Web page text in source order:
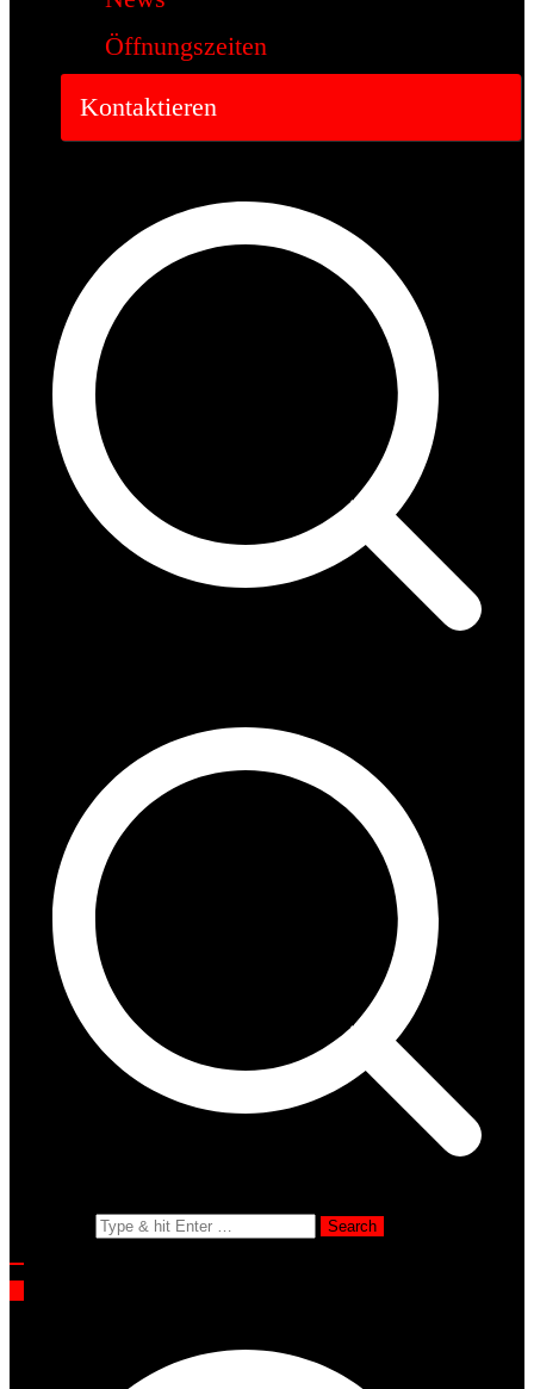
Öffnungszeiten
Kontaktieren